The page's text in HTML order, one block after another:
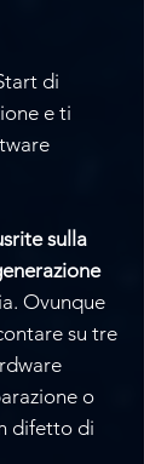
di
e ti
sulla
Ovunque
su tre
o
difetto di